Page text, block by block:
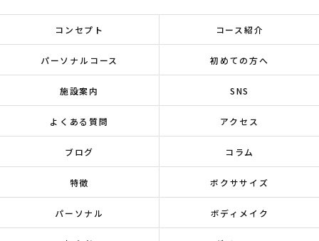
コンセプト コース紹介
パーソナルコース 初めての方へ
施設案内 SNS
よくある質問 アクセス
ブログ コラム
特徴 ボクササイズ
パーソナル ボディメイク